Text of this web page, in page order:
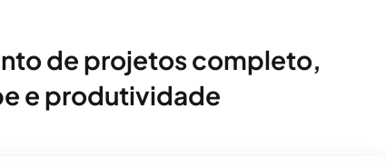
de projetos completo,
e produtividade